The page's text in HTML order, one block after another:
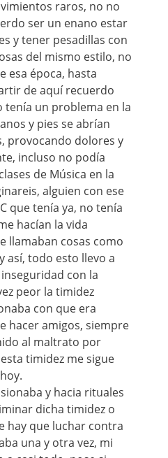
raros, no no
ser un enano estar
y tener pesadillas con
del mismo estilo, no
esa época, hasta
de aquí recuerdo
un problema en la
y pies se abrían
provocando dolores y
incluso no podía
de Música en la
alguien con ese
que tenía ya, no tenía
hacían la vida
llamaban cosas como
así, todo esto llevo a
con la
peor la timidez
con que era
hacer amigos, siempre
al maltrato por
timidez me sigue
y hacia rituales
dicha timidez o
hay que luchar contra
una y otra vez, mi